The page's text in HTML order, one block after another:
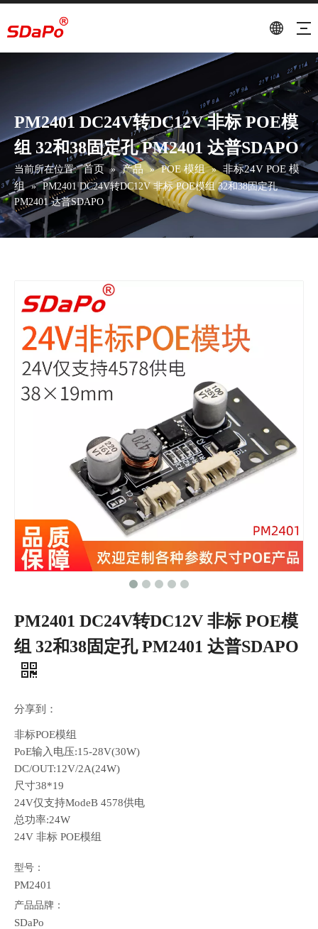
PM2401 DC24V转DC12V 非标 POE模
组 32和38固定孔 PM2401 达普SDAPO
当前所在位置: 首页 » 产品 » POE 模组 » 非标24V POE 模
组 » PM2401 DC24V转DC12V 非标 POE模组 32和38固定孔
PM2401 达普SDAPO
PM2401 DC24V转DC12V 非标 POE模
组 32和38固定孔 PM2401 达普SDAPO
分享到：
非标POE模组
PoE输入电压:15-28V(30W)
DC/OUT:12V/2A(24W)
尺寸38*19
24V仅支持ModeB 4578供电
总功率:24W
24V 非标 POE模组
型号：
PM2401
产品品牌：
SDaPo